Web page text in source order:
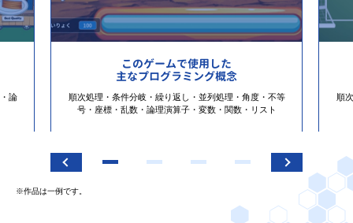
論
このゲームで使用した
主なプログラミング概念
順次処理・条件分岐・繰り返し・並列処理・角度・不等
号・座標・乱数・論理演算子・変数・関数・リスト
順
※作品は一例です。